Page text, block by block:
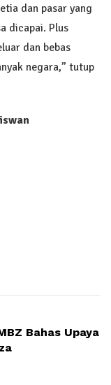
dan pasar yang
dicapai. Plus
dan bebas
negara,” tutup
Bahas Upaya